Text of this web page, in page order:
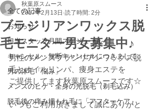
全ての記事
お知らせ
担当スタッフ月間スケジュール
キャンセル・無断キャンセルにつきまして
男の体毛「悩み」
メンズのヒゲ・全身の光脱毛（剃毛込み）
脱毛後の痒み埋もれ毛に「アフターケア」
ブラジリアンワックス脱
毛モニター男女募集中♪
秋葉原スムース
2017年2月13日 読了時間: 2分
男性のメンズブラジリアンワックス脱
毛とオイルリンパ、痩身エステを
ご提供してます秋葉原スムースです☆
いつもご利用頂きまして誠にありがと